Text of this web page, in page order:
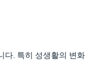
다. 특히 성생활의 변화